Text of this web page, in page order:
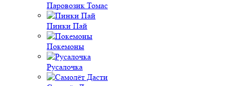
Паровозик Томас
Пинки Пай
Покемоны
Русалочка